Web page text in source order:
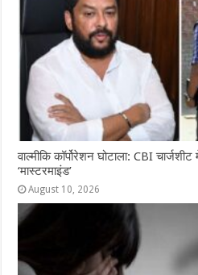
वाल्मीकि कॉर्पोरेशन घोटाला: CBI
‘मास्टरमाइंड’
August 10, 2026